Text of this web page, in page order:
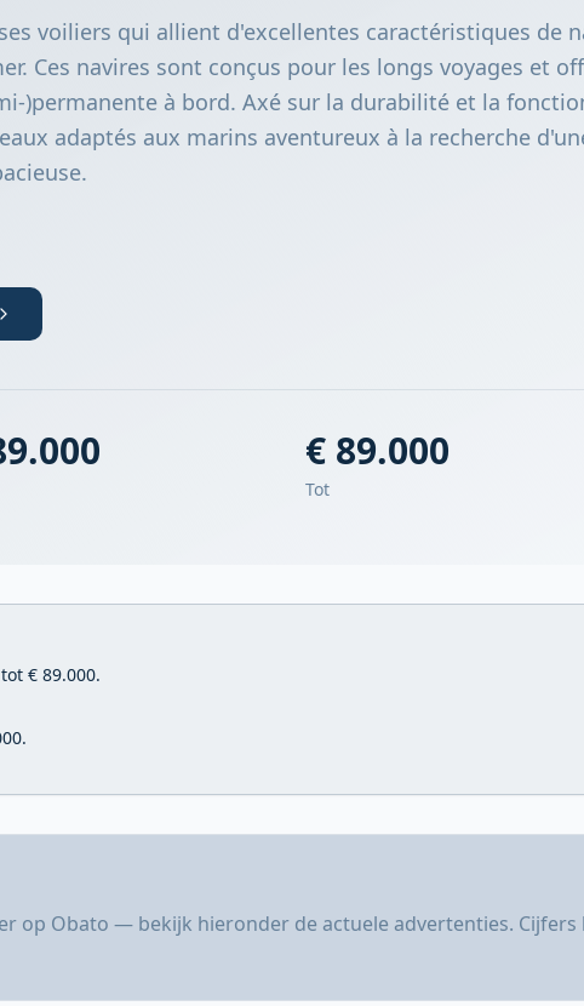
voiliers qui allient d'excellentes caractéristiques de
Ces navires sont conçus pour les longs voyages et
)permanente à bord. Axé sur la durabilité et la
adaptés aux marins aventureux à la recherche
€ 89.000
Tot
€ 89.000.
op Obato — bekijk hieronder de actuele advertenties.